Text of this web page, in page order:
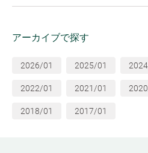
アーカイブで探す
2026/01 2025/01
2022/01 2021/01
2018/01 2017/01